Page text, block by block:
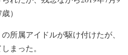
）
所属アイドルが駆け付けたが、
まった。